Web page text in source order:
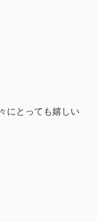
にとっても嬉しい